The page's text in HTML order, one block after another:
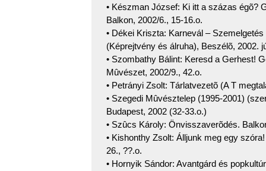
• Készman József: Ki itt a százas égõ?
Balkon, 2002/6., 15-16.o.
• Dékei Kriszta: Karnevál –
(Képrejtvény és álruha), Beszélõ, 2002.
• Szombathy Bálint: Keresd a Gerhest!
Mûvészet, 2002/9., 42.o.
• Petrányi Zsolt: Tárlatvezetõ (A T
• Szegedi Mûvésztelep (1995-2001)
Budapest, 2002 (32-33.o.)
• Szûcs Károly: Önvisszaverõdés.
• Kishonthy Zsolt: Álljunk meg egy
26., ??.o.
• Hornyik Sándor: Avantgárd és